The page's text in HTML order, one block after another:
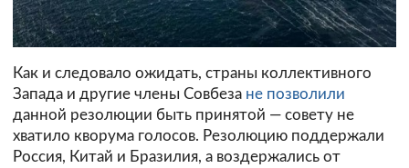
Как и следовало ожидать, страны коллективного
Запада и другие члены Совбеза не позволили
данной резолюции быть принятой — совету не
хватило кворума голосов. Резолюцию поддержали
Россия, Китай и Бразилия, а воздержались от